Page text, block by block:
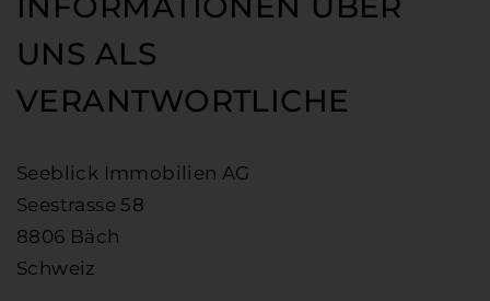
UNS ALS
VERANTWORTLICHE
Seeblick Immobilien AG
Seestrasse 58
8806 Bäch
Schweiz